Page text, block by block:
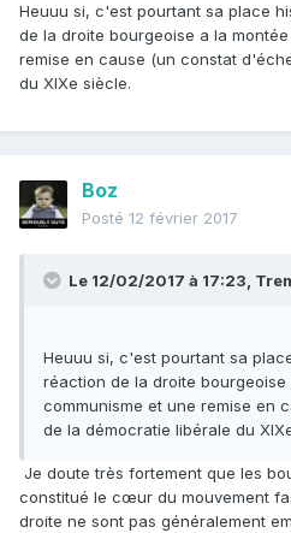
Heuuu si, c'est pourtant sa place
de la droite bourgeoise a la
remise en cause (un constat
du XIXe siècle.
Boz
Posté 12 février 2017
Le 12/02/2017 à 17:23,
Heuuu si, c'est pourtant sa
réaction de la droite bourgeoise
communisme et une remise en
de la démocratie libérale du
Je doute très fortement que les
constitué le cœur du mouvement
droite ne sont pas généralement